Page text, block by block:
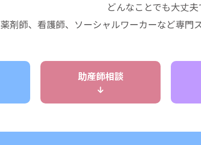
どんなことでも大丈夫
薬剤師、看護師、ソーシャルワーカーなど専門
助産師相談